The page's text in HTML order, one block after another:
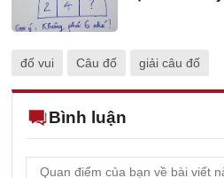
đố vui Câu đố giải câu đố
Bình luận